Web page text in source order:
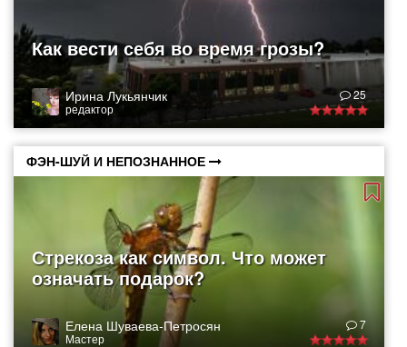
Как вести себя во время грозы?
Ирина Лукьянчик
редактор
25
ФЭН-ШУЙ И НЕПОЗНАННОЕ
Стрекоза как символ. Что может
означать подарок?
Елена Шуваева-Петросян
Мастер
7